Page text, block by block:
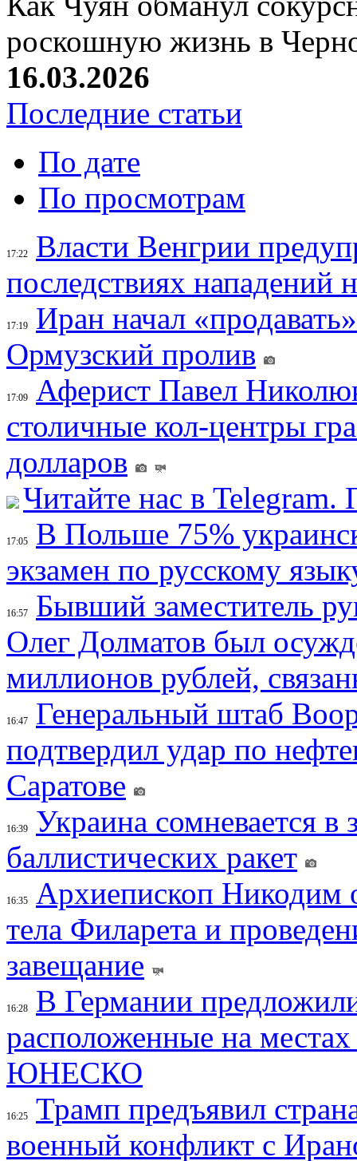
роскошную жизнь в
16.03.2026
Последние статьи
По дате
По просмотрам
17:22
Власти Венгрии
последствиях нападений
17:19
Иран начал
Ормузский пролив
17:09
Аферист Павел
столичные кол-центры
долларов
Читайте нас в
17:05
В Польше 75%
экзамен по русскому
16:57
Бывший заместитель
Олег Долматов был
миллионов рублей,
16:47
Генеральный штаб
подтвердил удар по
Саратове
16:39
Украина сомневается в
баллистических ракет
16:35
Архиепископ
тела Филарета и
завещание
16:28
В Германии
расположенные на
ЮНЕСКО
16:25
Трамп предъявил
военный конфликт с